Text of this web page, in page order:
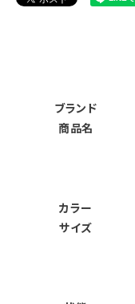
ブランド
商品名
カラー
サイズ